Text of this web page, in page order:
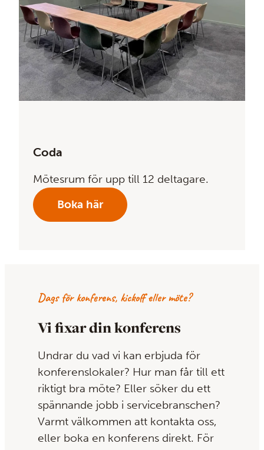
Coda
Mötesrum för upp till 12 deltagare.
Boka här
Dags för konferens, kickoff eller möte?
Vi fixar din konferens
Undrar du vad vi kan erbjuda för
konferenslokaler? Hur man får till ett
riktigt bra möte? Eller söker du ett
spännande jobb i servicebranschen?
Varmt välkommen att kontakta oss,
eller boka en konferens direkt. För